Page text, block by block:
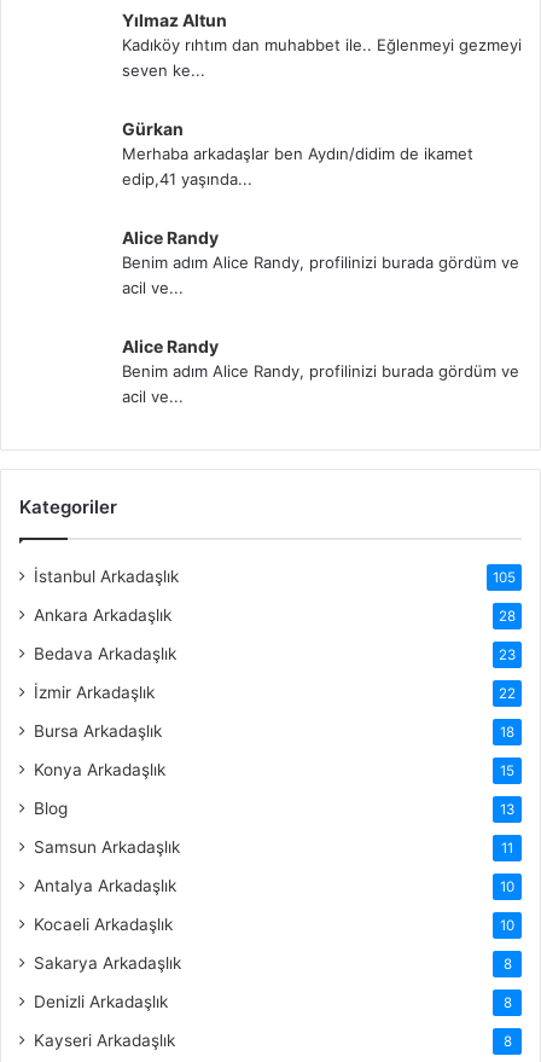
Yılmaz Altun
Kadıköy rıhtım dan muhabbet ile.. Eğlenmeyi gezmeyi
seven ke...
Gürkan
Merhaba arkadaşlar ben Aydın/didim de ikamet
edip,41 yaşında...
Alice Randy
Benim adım Alice Randy, profilinizi burada gördüm ve
acil ve...
Alice Randy
Benim adım Alice Randy, profilinizi burada gördüm ve
acil ve...
Kategoriler
İstanbul Arkadaşlık 105
Ankara Arkadaşlık 28
Bedava Arkadaşlık 23
İzmir Arkadaşlık 22
Bursa Arkadaşlık 18
Konya Arkadaşlık 15
Blog 13
Samsun Arkadaşlık 11
Antalya Arkadaşlık 10
Kocaeli Arkadaşlık 10
Sakarya Arkadaşlık 8
Denizli Arkadaşlık 8
Kayseri Arkadaşlık 8